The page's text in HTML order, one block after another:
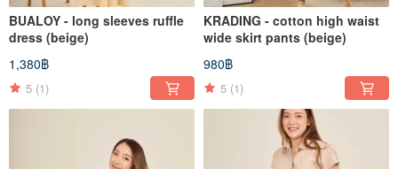
BUALOY - long sleeves ruffle
dress (beige)
1,380฿
5 (1)
KRADING - cotton high waist
wide skirt pants (beige)
980฿
5 (1)